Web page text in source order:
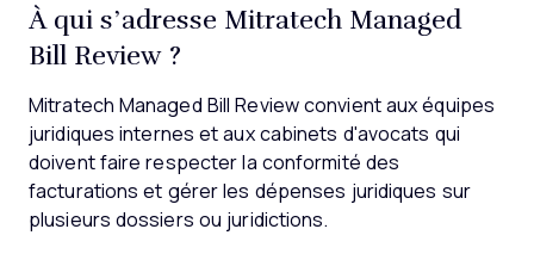
À qui s’adresse Mitratech Managed
Bill Review ?
Mitratech Managed Bill Review convient aux équipes
juridiques internes et aux cabinets d'avocats qui
doivent faire respecter la conformité des
facturations et gérer les dépenses juridiques sur
plusieurs dossiers ou juridictions.